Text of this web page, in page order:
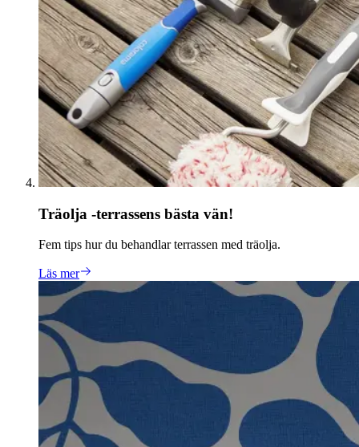
Träolja -terrassens bästa vän!
Fem tips hur du behandlar terrassen med träolja.
Läs mer